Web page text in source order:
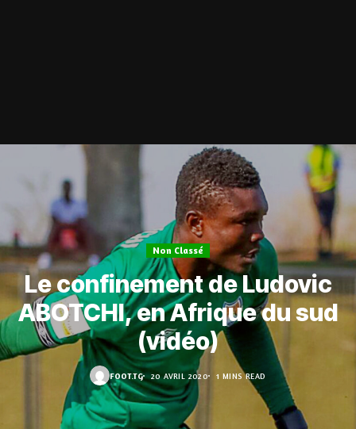
Non Classé
Le confinement de Ludovic
ABOTCHI, en Afrique du sud
(vidéo)
FOOT.TG 20 AVRIL 2020 1 MINS READ